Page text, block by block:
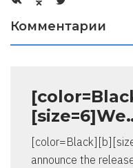
Комментарии
announce the